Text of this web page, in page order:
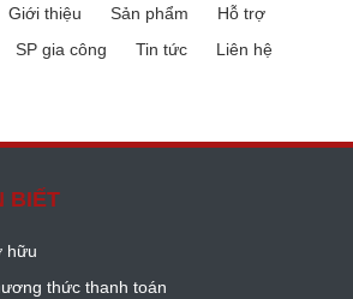
Giới thiệu Sản phẩm
Hỗ trợ
SP gia công Tin tức Liên hệ
BIẾT
hữu
thức thanh toán